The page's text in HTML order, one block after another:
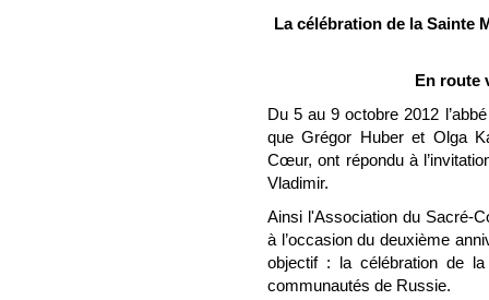
La célébration de la Sainte
En route
Du 5 au 9 octobre 2012
que Grégor Huber et Olga
Cœur, ont répondu à
Vladimir.
Ainsi l'Association du Sacré-
à l’occasion du deuxième
objectif : la célébration de
communautés de Russie.